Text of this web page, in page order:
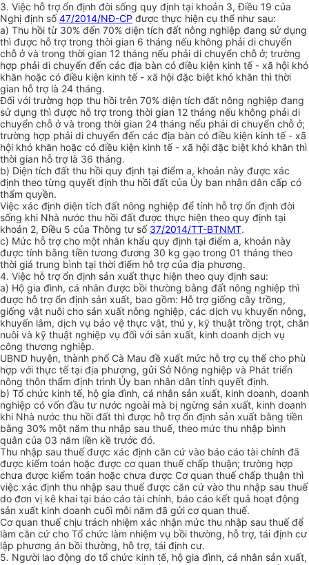
3. Việc hỗ trợ ổn định đời sống quy định tại khoản 3, Điều 19 của
Nghị định số47/2014/NĐ-CP được thực hiện cụ thể như sau:
a) Thu hồi từ 30% đến 70% diện tích đất nông nghiệp đang sử dụng
thì được hỗ trợ trong thời gian 6 tháng nếu không phải di chuyển
chỗ ở và trong thời gian 12 tháng nếu phải di chuyển chỗ ở; trường
hợp phải di chuyển đến các địa bàn có điều kiện kinh tế - xã hội khó
khăn hoặc có điều kiện kinh tế - xã hội đặc biệt khó khăn thì thời
gian hỗ trợ là 24 tháng.
Đối với trường hợp thu hồi trên 70% diện tích đất nông nghiệp đang
sử dụng thì được hỗ trợ trong thời gian 12 tháng nếu không phải di
chuyển chỗ ở và trong thời gian 24 tháng nếu phải di chuyển chỗ ở;
trường hợp phải di chuyển đến các địa bàn có điều kiện kinh tế - xã
hội khó khăn hoặc có điều kiện kinh tế - xã hội đặc biệt khó khăn thì
thời gian hỗ trợ là 36 tháng.
b) Diện tích đất thu hồi quy định tại điểm a, khoản này được xác
định theo từng quyết định thu hồi đất của Ủy ban nhân dân cấp có
thẩm quyền.
Việc xác định diện tích đất nông nghiệp để tính hỗ trợ ổn định đời
sống khi Nhà nước thu hồi đất được thực hiện theo quy định tại
khoản 2, Điều 5 của Thông tư số 37/2014/TT-BTNMT.
c) Mức hỗ trợ cho một nhân khẩu quy định tại điểm a, khoản này
được tính bằng tiền tương đương 30 kg gạo trong 01 tháng theo
thời giá trung bình tại thời điểm hỗ trợ của địa phương.
4. Việc hỗ trợ ổn định sản xuất thực hiện theo quy định sau:
a) Hộ gia đình, cá nhân được bồi thường bằng đất nông nghiệp thì
được hỗ trợ ổn định sản xuất, bao gồm: Hỗ trợ giống cây trồng,
giống vật nuôi cho sản xuất nông nghiệp, các dịch vụ khuyến nông,
khuyến lâm, dịch vụ bảo vệ thực vật, thú y, kỹ thuật trồng trọt, chăn
nuôi và kỹ thuật nghiệp vụ đối với sản xuất, kinh doanh dịch vụ
công thương nghiệp.
UBND huyện, thành phố Cà Mau đề xuất mức hỗ trợ cụ thể cho phù
hợp với thực tế tại địa phương, gửi Sở Nông nghiệp và Phát triển
nông thôn thẩm định trình Ủy ban nhân dân tỉnh quyết định.
b) Tổ chức kinh tế, hộ gia đình, cá nhân sản xuất, kinh doanh, doanh
nghiệp có vốn đầu tư nước ngoài mà bị ngừng sản xuất, kinh doanh
khi Nhà nước thu hồi đất thì được hỗ trợ ổn định sản xuất bằng tiền
bằng 30% một năm thu nhập sau thuế, theo mức thu nhập bình
quân của 03 năm liền kề trước đó.
Thu nhập sau thuế được xác định căn cứ vào báo cáo tài chính đã
được kiểm toán hoặc được cơ quan thuế chấp thuận; trường hợp
chưa được kiểm toán hoặc chưa được Cơquan thuế chấp thuận thì
việc xác định thu nhập sau thuế được căn cứ vào thu nhập sau thuế
do đơn vị kê khai tại báo cáo tài chính, báo cáo kết quả hoạt động
sản xuất kinh doanh cuối mỗi năm đã gửi cơ quan thuế.
Cơ quan thuế chịu trách nhiệm xác nhận mức thu nhập sau thuế để
làm căn cứ cho Tổ chức làm nhiệm vụ bồi thường, hỗ trợ, tái định cư
lập phương án bồi thường, hỗ trợ, tái định cư.
5. Người lao động do tổ chức kinh tế, hộ gia đình, cá nhân sản xuất,